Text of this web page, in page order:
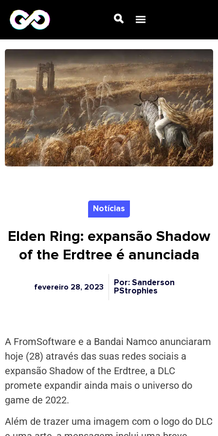
Notícias
Elden Ring: expansão Shadow
of the Erdtree é anunciada
fevereiro 28, 2023
Por: Sanderson
PStrophies
A FromSoftware e a Bandai Namco anunciaram
hoje (28) através das suas redes sociais a
expansão Shadow of the Erdtree, a DLC
promete expandir ainda mais o universo do
game de 2022.
Além de trazer uma imagem com o logo do DLC